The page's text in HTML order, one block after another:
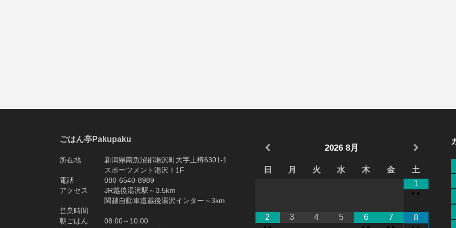
ごはん亭Pakupaku
所在地 新潟県南魚沼郡湯沢町大字土樽6301-1
スポーツメント湯沢Ｉ1F
電話 080-6540-8989
アクセス JR越後湯沢駅～3.5km
関越自動車道越後湯沢インター～3km
営業時間
朝ごはん 08:00～10:00
2026 8月
日 月 火 水 木 金
土
1
• •
2
3 4 5
6
7
8